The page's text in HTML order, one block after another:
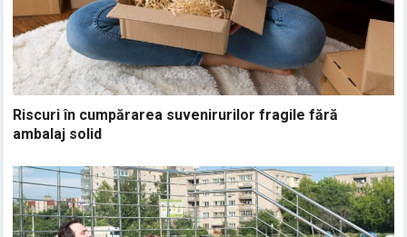
Riscuri în cumpărarea suvenirurilor fragile fără
ambalaj solid